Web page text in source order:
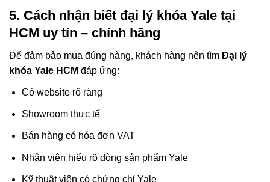
5. Cách nhận biết đại lý khóa Yale tại
HCM uy tín – chính hãng
Để đảm bảo mua đúng hàng, khách hàng nên tìm Đại lý
khóa Yale HCM đáp ứng:
Có website rõ ràng
Showroom thực tế
Bán hàng có hóa đơn VAT
Nhân viên hiểu rõ dòng sản phẩm Yale
Kỹ thuật viên có chứng chỉ Yale